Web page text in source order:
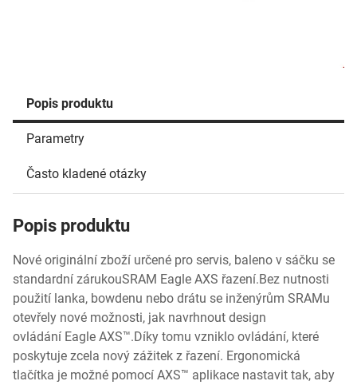
Popis produktu
Parametry
Často kladené otázky
Popis produktu
Nové originální zboží určené pro servis, baleno v sáčku se
standardní zárukouSRAM Eagle AXS řazení.Bez nutnosti
použití lanka, bowdenu nebo drátu se inženýrům SRAMu
otevřely nové možnosti, jak navrhnout design
ovládání Eagle AXS™.Díky tomu vzniklo ovládání, které
poskytuje zcela nový zážitek z řazení. Ergonomická
tlačítka je možné pomocí AXS™ aplikace nastavit tak, aby